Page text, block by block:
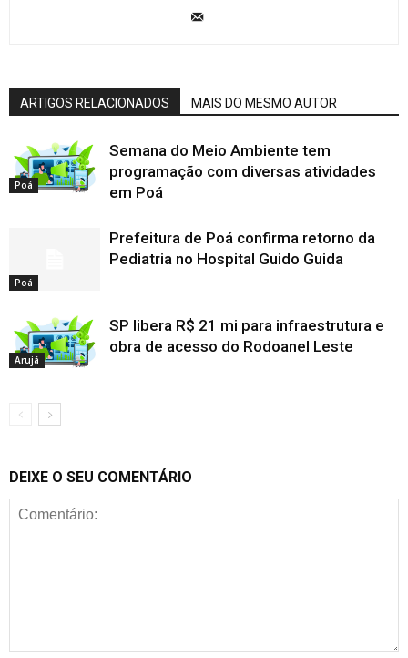
ARTIGOS RELACIONADOS MAIS DO MESMO AUTOR
Poá
Semana do Meio Ambiente tem
programação com diversas atividades
em Poá
Poá
Prefeitura de Poá confirma retorno da
Pediatria no Hospital Guido Guida
Arujá
SP libera R$ 21 mi para infraestrutura e
obra de acesso do Rodoanel Leste
DEIXE O SEU COMENTÁRIO